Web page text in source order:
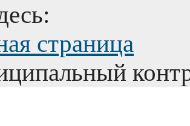
страница